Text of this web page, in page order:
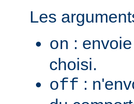
Les
on :
choisi.
off :